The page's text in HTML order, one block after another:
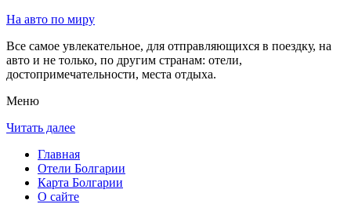
На авто по миру
Все самое увлекательное, для отправляющихся в поездку, на
авто и не только, по другим странам: отели,
достопримечательности, места отдыха.
Меню
Читать далее
Главная
Отели Болгарии
Карта Болгарии
О сайте